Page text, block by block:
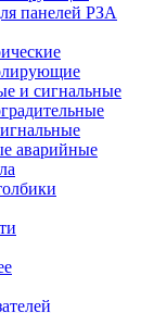
панелей РЗА
и сигнальные
аварийные